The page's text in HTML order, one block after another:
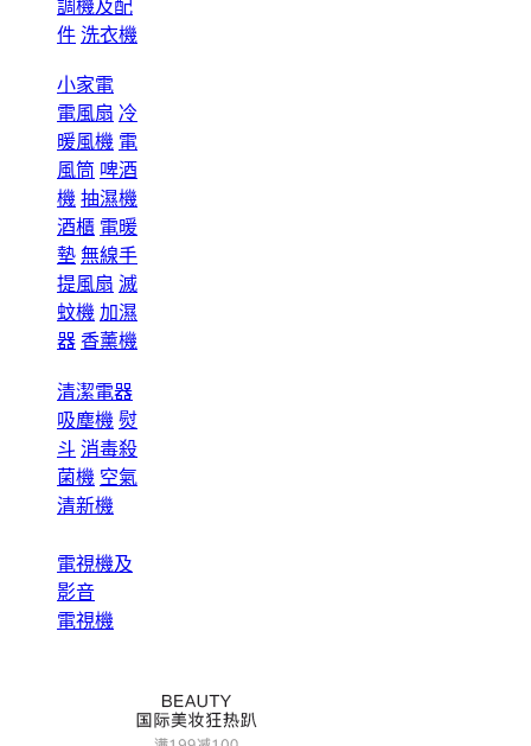
調機及配
件 洗衣機
小家電
電風扇 冷
暖風機 電
風筒 啤酒
機 抽濕機
酒櫃 電暖
墊 無線手
提風扇 滅
蚊機 加濕
器 香薰機
清潔電器
吸塵機 熨
斗 消毒殺
菌機 空氣
清新機
電視機及
影音
電視機